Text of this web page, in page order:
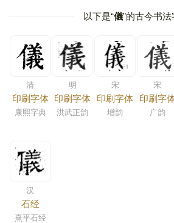
以下是“儀”的古今书法
清
印刷字体
康熙字典
明
印刷字体
洪武正韵
宋
印刷字体
增韵
宋
印刷字
广韵
汉
石经
熹平石经